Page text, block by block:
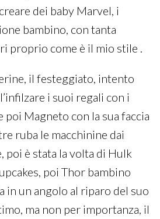
dei baby Marvel, i
bambino, con tanta
proprio come è il mio stile .
il festeggiato, intento
i suoi regali con i
Magneto con la sua faccia
ruba le macchinine dai
poi è stata la volta di Hulk
poi Thor bambino
in un angolo al riparo del suo
ma non per importanza, il